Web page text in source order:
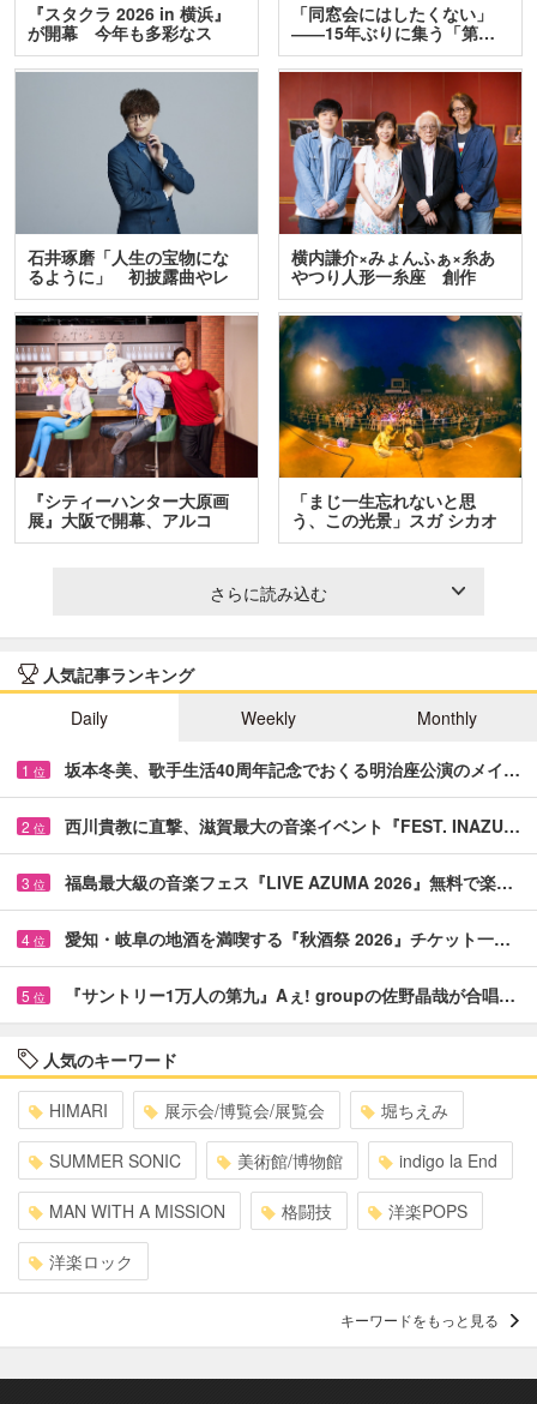
『スタクラ 2026 in 横浜』
が開幕 今年も多彩なス
テ…
「同窓会にはしたくない」
――15年ぶりに集う「第…
石井琢磨「人生の宝物にな
るように」 初披露曲やレ
ア…
横内謙介×みょんふぁ×糸あ
やつり人形一糸座 創作
人…
『シティーハンター大原画
展』大阪で開幕、アルコ
＆…
「まじ一生忘れないと思
う、この光景」スガ シカオ
と…
さらに読み込む
人気記事ランキング
Daily
Weekly Monthly
1 位 坂本冬美、歌手生活40周年記念でおくる明治座公演のメイ…
2 位 西川貴教に直撃、滋賀最大の音楽イベント『FEST. INAZU…
3 位 福島最大級の音楽フェス『LIVE AZUMA 2026』無料で楽…
4 位 愛知・岐阜の地酒を満喫する『秋酒祭 2026』チケット一…
5 位 『サントリー1万人の第九』Aぇ! groupの佐野晶哉が合唱…
人気のキーワード
HIMARI 展示会/博覧会/展覧会 堀ちえみ
SUMMER SONIC 美術館/博物館 indigo la End
MAN WITH A MISSION 格闘技 洋楽POPS
洋楽ロック
キーワードをもっと見る